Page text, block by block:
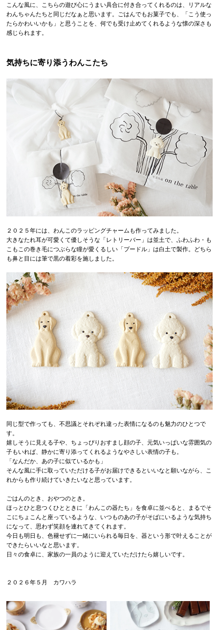
こんな風に、こちらの遊び心にうまい具合に付き合ってくれるのは、リアルな
わんちゃんたちと同じだなぁと思います。ごはんでもお菓子でも、「こう使っ
たらかわいいかも」と思うことを、何でも受け止めてくれるような懐の深さも
感じられます。
気持ちに寄り添うわんこたち
２０２５年には、わんこのラッピングチャームも作ってみました。
大きなたれ耳が可愛くて優しそうな「レトリーバー」は並土で、ふわふわ・も
こもこの巻き毛につぶらな瞳が愛くるしい「プードル」は白土で製作。どちら
も鼻と目には筆で黒の着彩を施しました。
同じ型で作っても、不思議とそれぞれ違った表情になるのも魅力のひとつで
す。
嬉しそうに見える子や、ちょっぴりおすまし顔の子、元気いっぱいな雰囲気の
子もいれば、静かに寄り添ってくれるようなやさしい表情の子も。
「なんだか、あの子に似ているかも」
そんな風に手に取っていただける子がお届けできるといいなと願いながら、こ
れからも作り続けていきたいなと思っています。
ごはんのとき、おやつのとき。
ほっとひと息つくひとときに「わんこの器たち」を食卓に並べると、まるでそ
こにちょこんと座っているような、いつものあの子がそばにいるような気持ち
になって、思わず笑顔を連れてきてくれます。
今日も明日も、色褪せずに一緒にいられる毎日を、器という形で叶えることが
できたらいいなと思います。
日々の食卓に、家族の一員のように迎えていただけたら嬉しいです。
２０２６年５月 カワハラ